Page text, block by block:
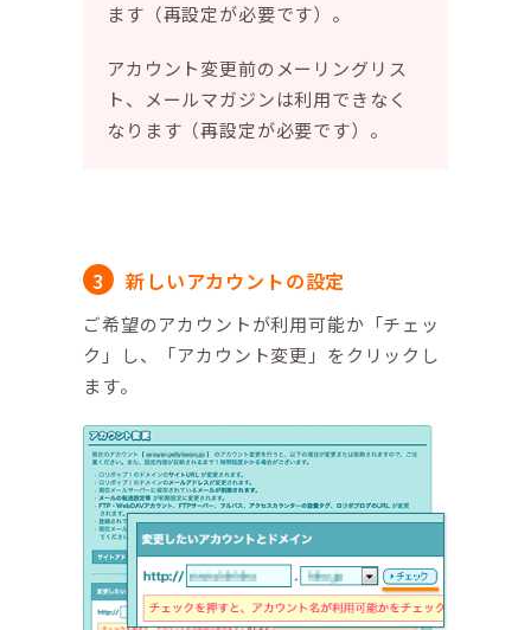
ます（再設定が必要です）。
アカウント変更前のメーリングリス
ト、メールマガジンは利用できなく
なります（再設定が必要です）。
新しいアカウントの設定
ご希望のアカウントが利用可能か「チェッ
ク」し、「アカウント変更」をクリックし
ます。